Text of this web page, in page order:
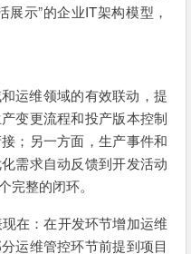
示”的企业IT架构模型，
运维领域的有效联动，提
变更流程和投产版本控制
；另一方面，生产事件和
需求自动反馈到开发活动
完整的闭环。
在：在开发环节增加运维
运维管控环节前提到项目